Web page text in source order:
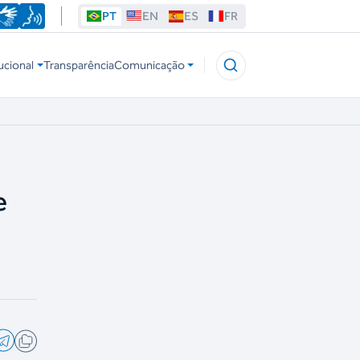
PT EN ES FR
TransparênciaComunicação